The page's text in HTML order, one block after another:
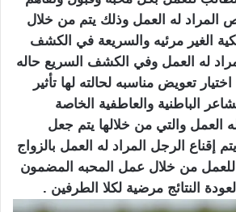
المراد له العمل وذلك يتم من خلال
الغير مرئيه والسريعة في الكشف
له العمل وفي الكشف السريع حاله
تعويض مناسبه لحالته لها تأثير
الباطنية والعاطفية الخاصة
والتي من خلالها يتم جعل
إقناع الرجل المراد له العمل بالزواج
من خلال عمل المحبه المضمون
النتائج مرضية لكلا الطرفين .